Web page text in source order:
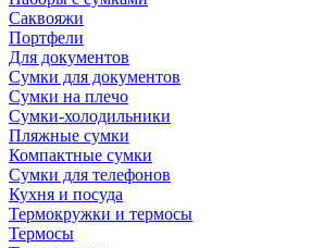
Саквояжи
Портфели
Для документов
Сумки для документов
Сумки на плечо
Сумки-холодильники
Пляжные сумки
Компактные сумки
Сумки для телефонов
Кухня и посуда
Термокружки и термосы
Термосы